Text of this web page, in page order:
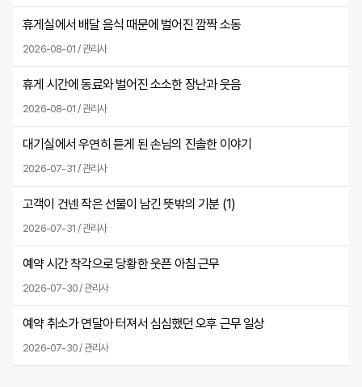
휴게실에서 배달 음식 때문에 벌어진 깜짝 소동
2026-08-01 / 관리사
휴게 시간에 동료와 벌어진 소소한 장난과 웃음
2026-08-01 / 관리사
대기실에서 우연히 듣게 된 손님의 진솔한 이야기
2026-07-31 / 관리사
고객이 건넨 작은 선물이 남긴 뜻밖의 기분 (1)
2026-07-31 / 관리사
예약 시간 착각으로 당황한 웃픈 아침 근무
2026-07-30 / 관리사
예약 취소가 연달아 터져서 심심했던 오후 근무 일상
2026-07-30 / 관리사